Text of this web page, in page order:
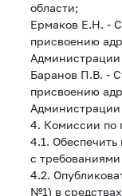
области;
Ермаков Е.Н. -
присвоению
Администрации
Баранов П.В. -
присвоению
Администрации
4. Комиссии по
4.1.
с
4.2.
№1) в